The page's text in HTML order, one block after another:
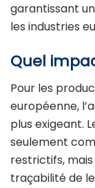
garantissant
les industries
Quel
Pour les
européenne,
plus exigeant.
seulement
restrictifs,
traçabilité de